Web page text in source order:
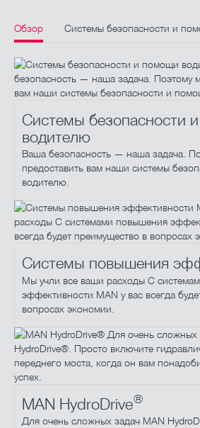
Обзор Системы безопасности и
Значок HydroDrive Шина на
Системы безопасности
водителю
Ваша безопасность — наша задача.
предоставить вам наши системы
водителю.
Системы повышения
Мы учли все ваши расходы С
эффективности MAN у вас всегда
вопросах экономии.
MAN HydroDrive®
Для очень сложных задач MAN